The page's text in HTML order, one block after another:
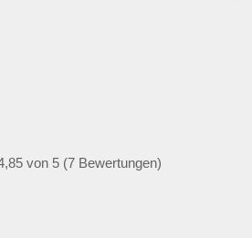
von 5 (7 Bewertungen)